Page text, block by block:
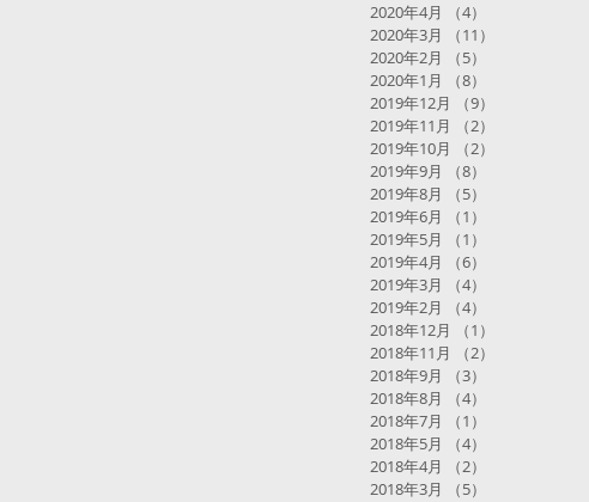
2020年4月 （4）
2020年3月
（11）
2020年2月
（5）
2020年1月
（8）
2019年12月
（9）
2019年11月
（2）
2019年10月
（2）
2019年9月
（8）
2019年8月
（5）
2019年6月
（1）
2019年5月
（1）
2019年4月
（6）
2019年3月
（4）
2019年2月
（4）
2018年12月
（1）
2018年11月
（2）
2018年9月
（3）
2018年8月
（4）
2018年7月
（1）
2018年5月
（4）
2018年4月
（2）
2018年3月
（5）